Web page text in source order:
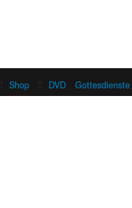
Shop DVD, Gottesdienste,